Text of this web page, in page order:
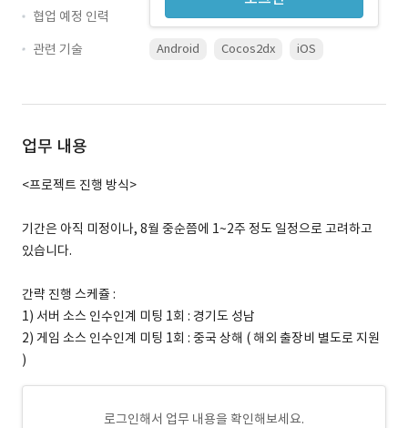
협업 예정 인력
관련 기술
Android Cocos2dx iOS
업무 내용
<프로젝트 진행 방식>
기간은 아직 미정이나, 8월 중순쯤에 1~2주 정도 일정으로 고려하고
있습니다.
간략 진행 스케쥴 :
1) 서버 소스 인수인계 미팅 1회 : 경기도 성남
2) 게임 소스 인수인계 미팅 1회 : 중국 상해 ( 해외 출장비 별도로 지원
)
로그인해서 업무 내용을 확인해보세요.